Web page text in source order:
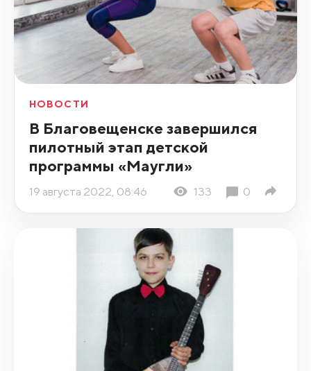
НОВОСТИ
В Благовещенске завершился
пилотный этап детской
программы «Маугли»
19 августа 2022, 08:46 133 0